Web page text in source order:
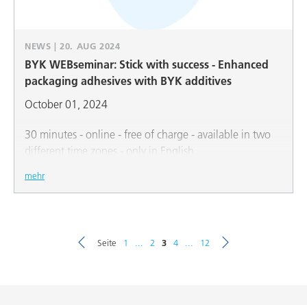
NEWS | 20. AUG 2024
BYK WEBseminar: Stick with success - Enhanced
packaging adhesives with BYK additives
October 01, 2024
30 minutes - online - free of charge - available in two
different time zones - only in English
mehr
Seite 1 2 3 4 12